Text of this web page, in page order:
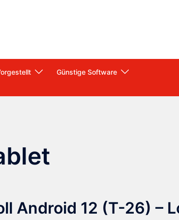
Günstige Software
Android 12 (T-26) –